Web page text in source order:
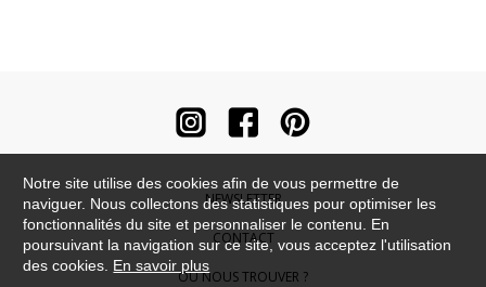
NEWSLETTER
CONTACT
OÙ NOUS TROUVER ?
Notre site utilise des cookies afin de vous permettre de
naviguer. Nous collectons des statistiques pour optimiser les
fonctionnalités du site et personnaliser le contenu. En
poursuivant la navigation sur ce site, vous acceptez l'utilisation
des cookies. En savoir plus